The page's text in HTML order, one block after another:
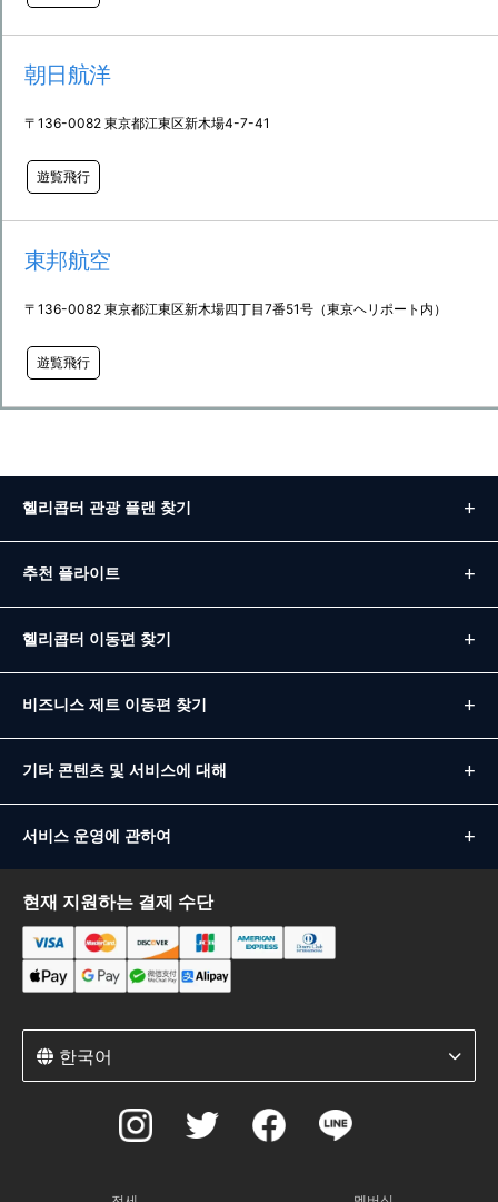
朝日航洋
〒136-0082 東京都江東区新木場4-7-41
遊覧飛行
東邦航空
〒136-0082 東京都江東区新木場四丁目7番51号（東京ヘリポート内）
遊覧飛行
헬리콥터 관광 플랜 찾기
추천 플라이트
헬리콥터 이동편 찾기
비즈니스 제트 이동편 찾기
기타 콘텐츠 및 서비스에 대해
서비스 운영에 관하여
현재 지원하는 결제 수단
한국어